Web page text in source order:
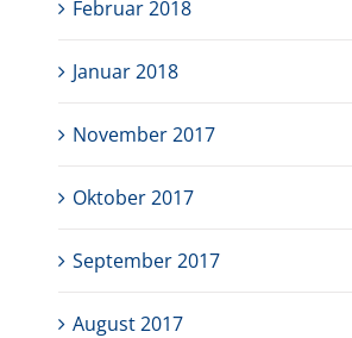
Februar 2018
Januar 2018
November 2017
Oktober 2017
September 2017
August 2017